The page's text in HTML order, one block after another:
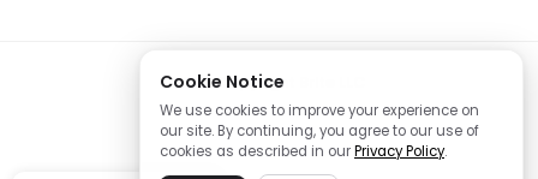
2026 Copyright Brite LLC
Cookie Notice
We use cookies to improve your experience on
our site. By continuing, you agree to our use of
cookies as described in ourPrivacy Policy.